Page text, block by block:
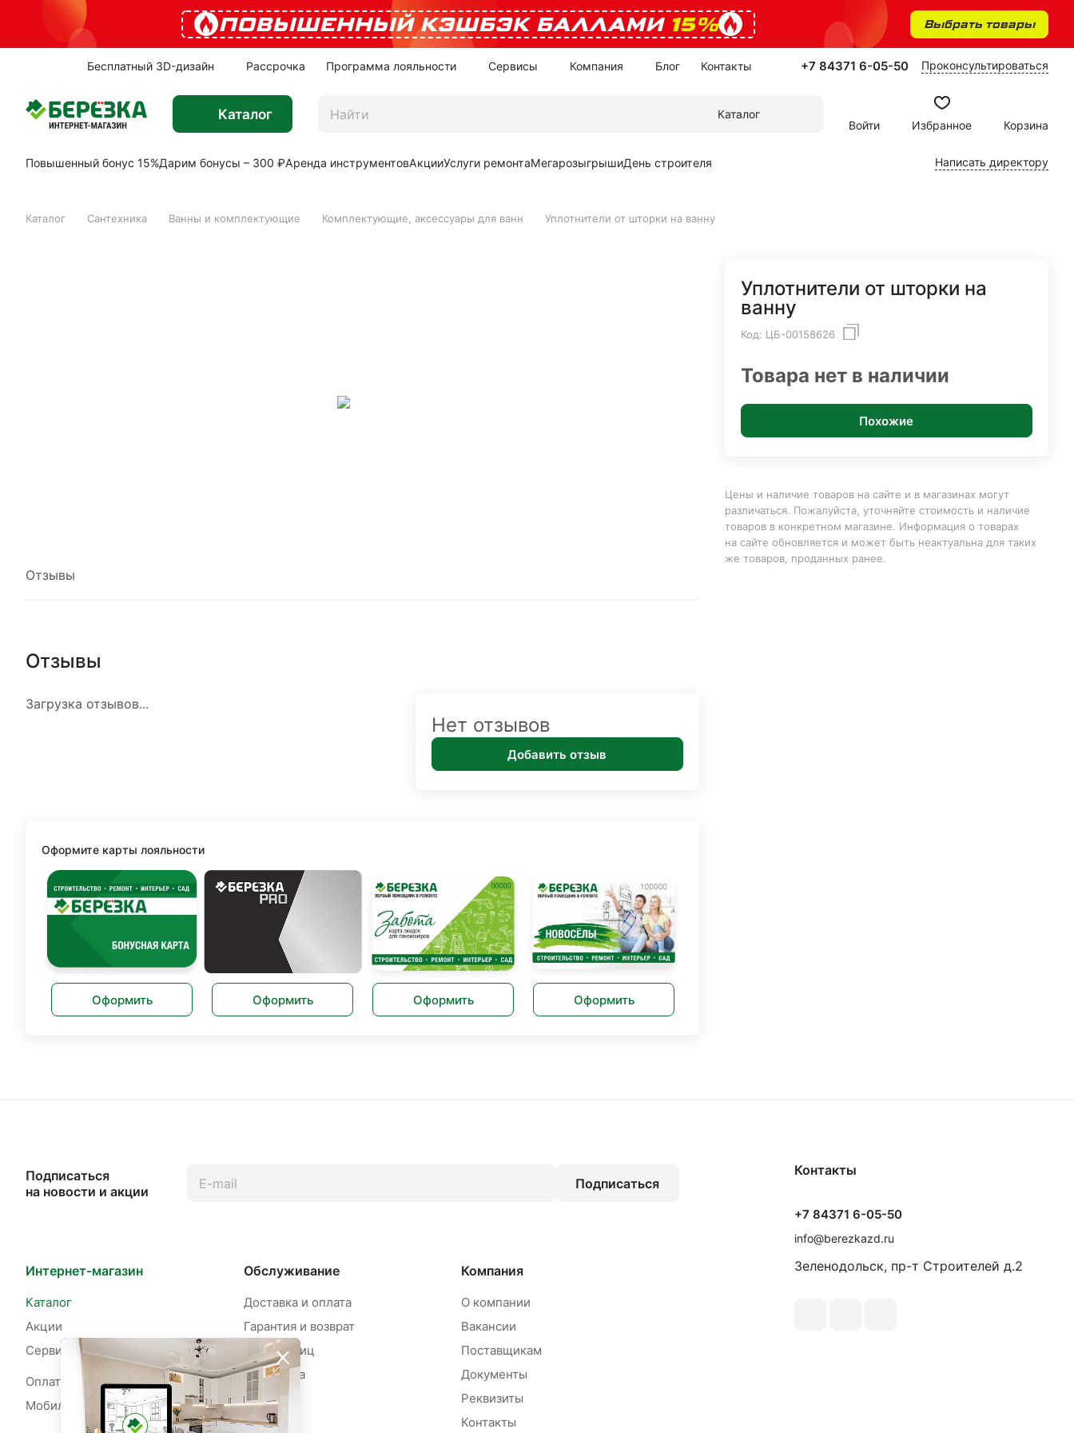
ПОВЫШЕННЫЙ КЭШБЭК БАЛЛАМИ 15% Выбрать товары
Бесплатный 3D-дизайн Рассрочка Программа лояльности Сервисы Компания Блог Контакты +7 84371 6-05-50 Проконсультироваться
Каталог
Каталог
Войти
Избранное Корзина
Повышенный бонус 15%Дарим бонусы – 300 ₽Аренда инструментовАкцииУслуги ремонтаМегарозыгрышиДень строителя Написать директору
Каталог Сантехника Ванны и комплектующие Комплектующие, аксессуары для ванн Уплотнители от шторки на ванну
Отзывы
Отзывы
Загрузка отзывов...
Нет отзывов
Добавить отзыв
Оформите карты лояльности
Оформить Оформить Оформить Оформить
Уплотнители от шторки на
ванну
Код: ЦБ-00158626
Товара нет в наличии
Похожие
Цены и наличие товаров на сайте и в магазинах могут
различаться. Пожалуйста, уточняйте стоимость и наличие
товаров в конкретном магазине. Информация о товарах
на сайте обновляется и может быть неактуальна для таких
же товаров, проданных ранее.
Подписаться
на новости и акции
Подписаться
Интернет-магазин
Каталог
Акции
Сервисы
Оплата рассрочки
Мобильное приложение
Обслуживание
Доставка и оплата
Гарантия и возврат
Для юр. лиц
Рассрочка
Компания
О компании
Вакансии
Поставщикам
Документы
Реквизиты
Контакты
Контакты
+7 84371 6-05-50
info@berezkazd.ru
Зеленодольск, пр-т Строителей д.2